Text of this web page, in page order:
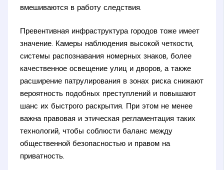
вмешиваются в работу следствия.
Превентивная инфраструктура городов тоже имеет
значение. Камеры наблюдения высокой четкости,
системы распознавания номерных знаков, более
качественное освещение улиц и дворов, а также
расширение патрулирования в зонах риска снижают
вероятность подобных преступлений и повышают
шанс их быстрого раскрытия. При этом не менее
важна правовая и этическая регламентация таких
технологий, чтобы соблюсти баланс между
общественной безопасностью и правом на
приватность.